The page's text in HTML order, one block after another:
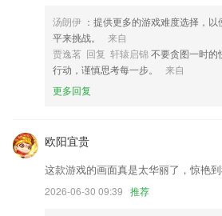
汤朗伊 ：提供更多的游戏难度选择，
平来挑战。
来自
贾逸茗 回复 轩辕启锦不要贪图一时的
行动，谨慎思考每一步。
来自
更多回复
欧阳宜贵
这款游戏的画面真是太华丽了，惊艳到
2026-06-30 09:39 推荐